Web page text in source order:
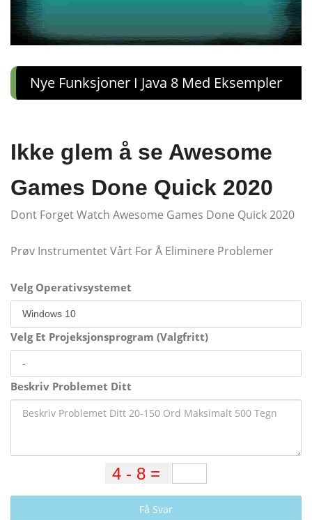
Nye Funksjoner I Java 8 Med Eksempler
Ikke glem å se Awesome
Games Done Quick 2020
Dont Forget Watch Awesome Games Done Quick 2020
Prøv Instrumentet Vårt For Å Eliminere Problemer
Velg Operativsystemet
Velg Et Projeksjonsprogram (Valgfritt)
Beskriv Problemet Ditt
Få Svar